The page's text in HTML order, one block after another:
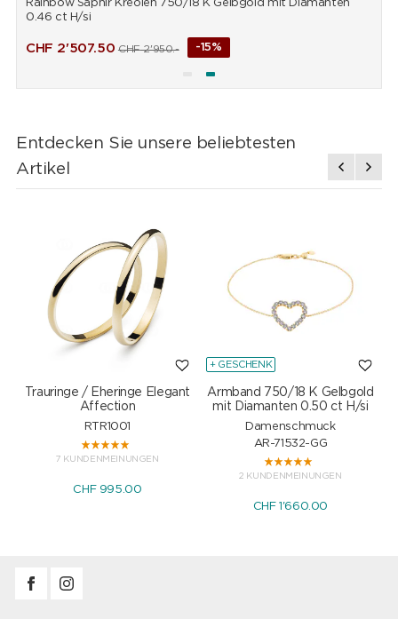
Rainbow Saphir Kreolen 750/18 K Gelbgold mit Diamanten
0.46 ct H/si
CHF 2'507.50 CHF2'950.- -15%
Entdecken Sie unsere beliebtesten
Artikel
Trauringe / Eheringe Elegant
Affection
RTR1001
7 KUNDENMEINUNGEN
CHF 995.00
+ GESCHENK
Armband 750/18 K Gelbgold
mit Diamanten 0.50 ct H/si
Damenschmuck
AR-71532-GG
2 KUNDENMEINUNGEN
CHF 1'660.00